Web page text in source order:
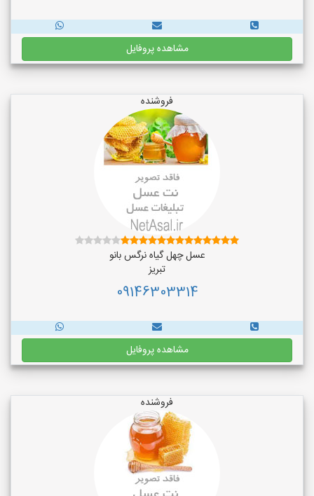
مشاهده پروفایل
فروشنده
عسل چهل گیاه نرگس بانو
تبریز
09146303314
مشاهده پروفایل
فروشنده